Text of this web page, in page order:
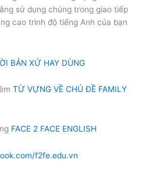
sử dụng chúng trong giao tiếp
cao trình độ tiếng Anh của bạn
TỪ VỰNG VỀ CHỦ ĐỀ FAMILY
FACE 2 FACE ENGLISH
f2fe.edu.vn